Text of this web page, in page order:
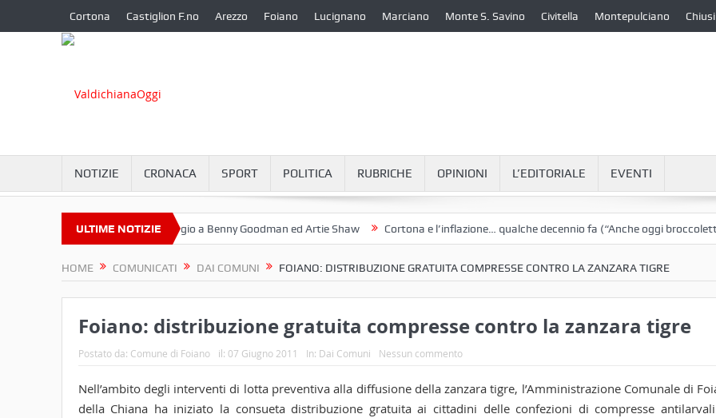
Cortona Castiglion F.no Arezzo Foiano Lucignano Marciano Monte S. Savino Civitella Montepulciano Chiusi
NOTIZIE CRONACA SPORT POLITICA RUBRICHE OPINIONI L’EDITORIALE EVENTI
ULTIME NOTIZIE
a Camucia? Omaggio a Benny Goodman ed Artie Shaw Cortona e l’inflazione… qualche decennio fa (“Anche oggi broccoletti e
HOME COMUNICATI DAI COMUNI FOIANO: DISTRIBUZIONE GRATUITA COMPRESSE CONTRO LA ZANZARA TIGRE
Foiano: distribuzione gratuita compresse contro la zanzara tigre
Postato da: Comune di Foiano il: 07 Giugno 2011 In: Dai Comuni Nessun commento
Nell’ambito degli interventi di lotta preventiva alla diffusione della zanzara tigre, l’Amministrazione Comunale di
della Chiana ha iniziato la consueta distribuzione gratuita ai cittadini delle confezioni di compresse